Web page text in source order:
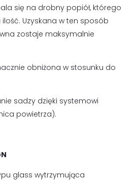
się na drobny popiół, którego
Uzyskana w ten sposób
zostaje maksymalnie
obniżona w stosunku do
sadzy dzięki systemowi
powietrza).
glass wytrzymująca